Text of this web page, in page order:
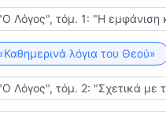
να κατανοήσετε.
διαβάζεις τη Βίβλο,
να λατρεύεις τη
αλλαγές. Εφόσον
Εφόσον υπάρχουν
Οι νέες ομιλίες
Λόγος", τόμ. 1: "Η εμφάνιση
λόγια του Θεού»
Λόγος", τόμ. 2: "Σχετικά με